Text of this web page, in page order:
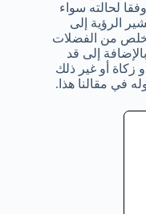
لحالته سواء
الرؤية إلى
من الفضلات
إلى قد
أو غير ذلك
في مقالنا هذا.